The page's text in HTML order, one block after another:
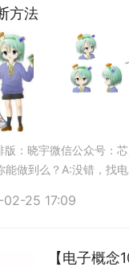
修方法
的故障及其维修方法
识别声音指令或误
算法出现错误、环
新校准传感器,更新
信号异常或没有响
件损坏、连接线路
常,如果存在问题,则
方法
版：晓宇微信公众号：
能做到么？A:没错，找
25 17:09
【电子概